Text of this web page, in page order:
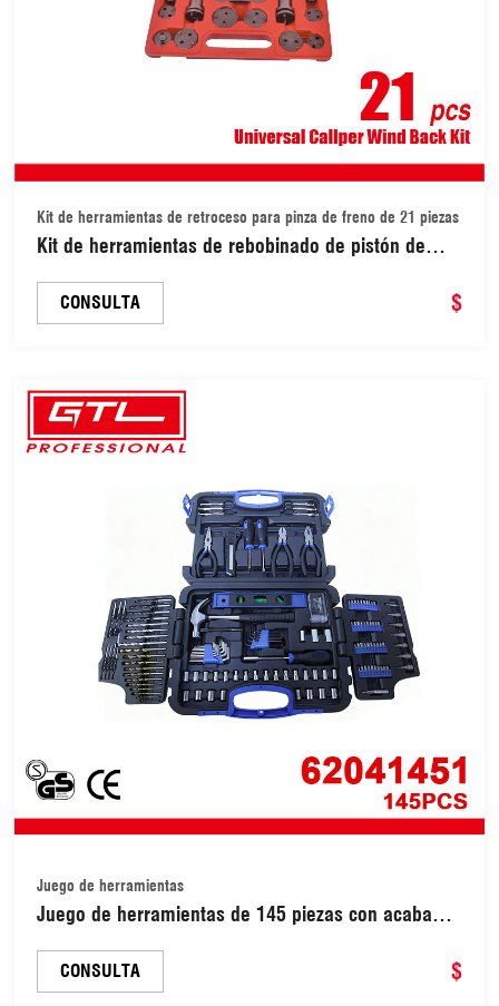
Kit de herramientas de retroceso para pinza de freno de 21 piezas
Kit de herramientas de rebobinado de pistón de
freno de disco, accesorios para coche (48010211)
CONSULTA $
Juego de herramientas
Juego de herramientas de 145 piezas con acabado
CONSULTA $